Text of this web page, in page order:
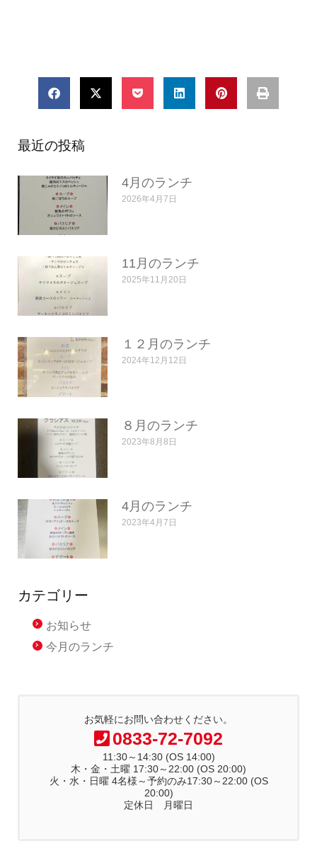
最近の投稿
4月のランチ
2026年4月7日
11月のランチ
2025年11月20日
１２月のランチ
2024年12月12日
８月のランチ
2023年8月8日
4月のランチ
2023年4月7日
カテゴリー
お知らせ
今月のランチ
お気軽にお問い合わせください。
0833-72-7092
11:30～14:30 (OS 14:00)
木・金・土曜 17:30～22:00 (OS 20:00)
火・水・日曜 4名様～予約のみ17:30～22:00 (OS
20:00)
定休日 月曜日